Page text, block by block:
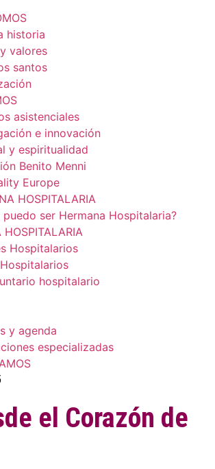
historia
valores
santos
asistenciales
e innovación
y espiritualidad
Benito Menni
Europe
HOSPITALARIA
puedo ser Hermana Hospitalaria?
HOSPITALARIA
Hospitalarios
hospitalario
y agenda
especializadas
el Corazón de